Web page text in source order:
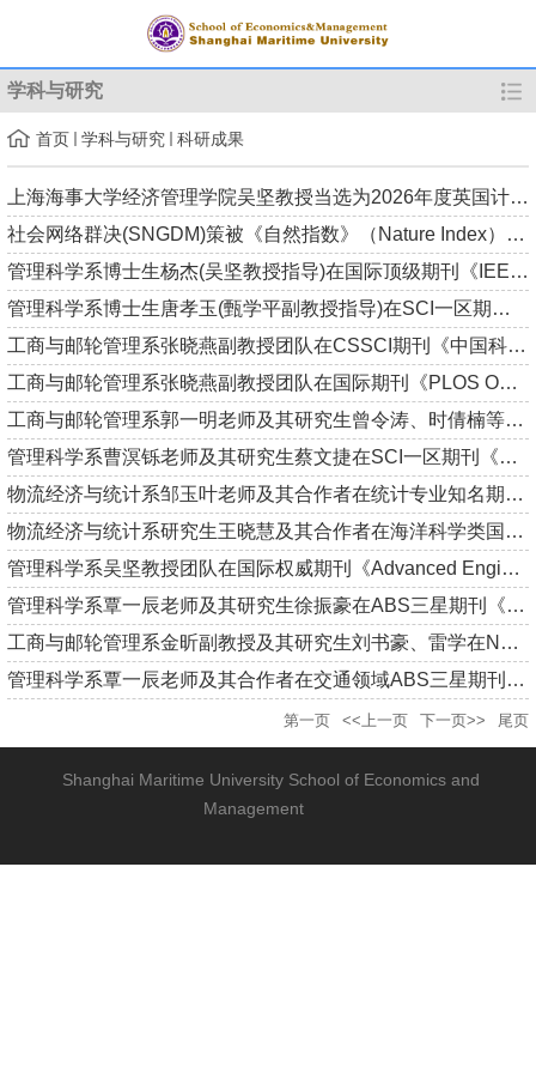
学科与研究
首页 学科与研究 科研成果
上海海事大学经济管理学院吴坚教授当选为2026年度英国计算机协会...
社会网络群决(SNGDM)策被《自然指数》（Nature Index）列为独立...
管理科学系博士生杨杰(吴坚教授指导)在国际顶级期刊《IEEE Trans...
管理科学系博士生唐孝玉(甄学平副教授指导)在SCI一区期刊《Exper...
工商与邮轮管理系张晓燕副教授团队在CSSCI期刊《中国科技论坛》...
工商与邮轮管理系张晓燕副教授团队在国际期刊《PLOS ONE》发表学...
工商与邮轮管理系郭一明老师及其研究生曾令涛、时倩楠等合作者在...
管理科学系曹溟铄老师及其研究生蔡文捷在SCI一区期刊《Expert Sy...
物流经济与统计系邹玉叶老师及其合作者在统计专业知名期刊《Stat...
物流经济与统计系研究生王晓慧及其合作者在海洋科学类国际知名期...
管理科学系吴坚教授团队在国际权威期刊《Advanced Engineering I...
管理科学系覃一辰老师及其研究生徐振豪在ABS三星期刊《Internati...
工商与邮轮管理系金昕副教授及其研究生刘书豪、雷学在Nature旗下...
管理科学系覃一辰老师及其合作者在交通领域ABS三星期刊《Transpo...
第一页 <<上一页 下一页>> 尾页
Shanghai Maritime University School of Economics and
Management